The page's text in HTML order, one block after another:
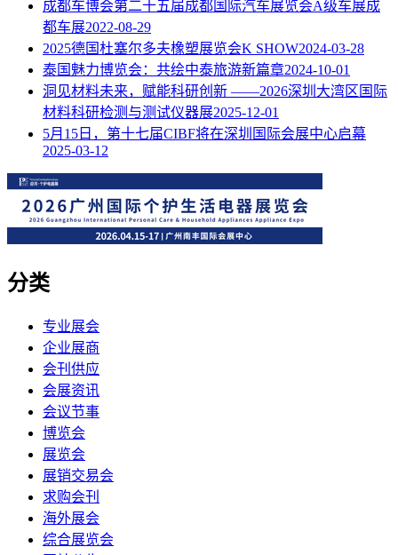
成都车博会第二十五届成都国际汽车展览会A级车展成
都车展2022-08-29
2025德国杜塞尔多夫橡塑展览会K SHOW2024-03-28
泰国魅力博览会：共绘中泰旅游新篇章2024-10-01
洞见材料未来，赋能科研创新 ——2026深圳大湾区国际
材料科研检测与测试仪器展2025-12-01
5月15日，第十七届CIBF将在深圳国际会展中心启幕
2025-03-12
分类
专业展会
企业展商
会刊供应
会展资讯
会议节事
博览会
展览会
展销交易会
求购会刊
海外展会
综合展览会